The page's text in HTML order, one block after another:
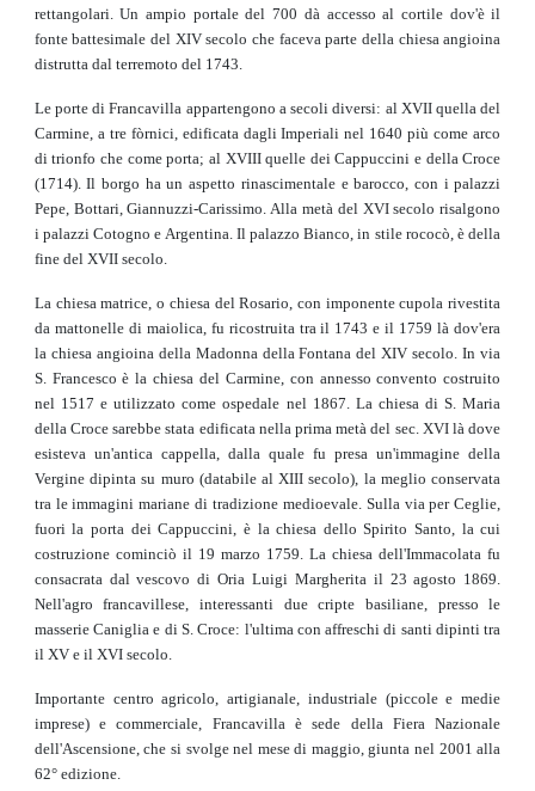
rettangolari. Un ampio portale del 700 dà accesso al cortile dov'è il
fonte battesimale del XIV secolo che faceva parte della chiesa angioina
distrutta dal terremoto del 1743.
Le porte di Francavilla appartengono a secoli diversi: al XVII quella del
Carmine, a tre fòrnici, edificata dagli Imperiali nel 1640 più come arco
di trionfo che come porta; al XVIII quelle dei Cappuccini e della Croce
(1714). Il borgo ha un aspetto rinascimentale e barocco, con i palazzi
Pepe, Bottari, Giannuzzi-Carissimo. Alla metà del XVI secolo risalgono
i palazzi Cotogno e Argentina. Il palazzo Bianco, in stile rococò, è della
fine del XVII secolo.
La chiesa matrice, o chiesa del Rosario, con imponente cupola rivestita
da mattonelle di maiolica, fu ricostruita tra il 1743 e il 1759 là dov'era
la chiesa angioina della Madonna della Fontana del XIV secolo. In via
S. Francesco è la chiesa del Carmine, con annesso convento costruito
nel 1517 e utilizzato come ospedale nel 1867. La chiesa di S. Maria
della Croce sarebbe stata edificata nella prima metà del sec. XVI là dove
esisteva un'antica cappella, dalla quale fu presa un'immagine della
Vergine dipinta su muro (databile al XIII secolo), la meglio conservata
tra le immagini mariane di tradizione medioevale. Sulla via per Ceglie,
fuori la porta dei Cappuccini, è la chiesa dello Spirito Santo, la cui
costruzione cominciò il 19 marzo 1759. La chiesa dell'Immacolata fu
consacrata dal vescovo di Oria Luigi Margherita il 23 agosto 1869.
Nell'agro francavillese, interessanti due cripte basiliane, presso le
masserie Caniglia e di S. Croce: l'ultima con affreschi di santi dipinti tra
il XV e il XVI secolo.
Importante centro agricolo, artigianale, industriale (piccole e medie
imprese) e commerciale, Francavilla è sede della Fiera Nazionale
dell'Ascensione, che si svolge nel mese di maggio, giunta nel 2001 alla
62° edizione.